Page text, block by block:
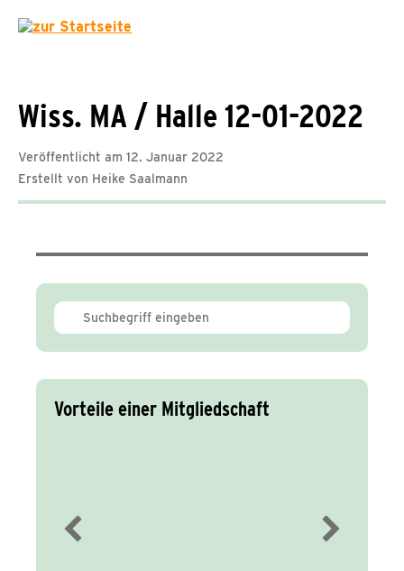
Wiss. MA / Halle 12-01-2022
Veröffentlicht am 12. Januar 2022
Erstellt von Heike Saalmann
Vorteile einer Mitgliedschaft